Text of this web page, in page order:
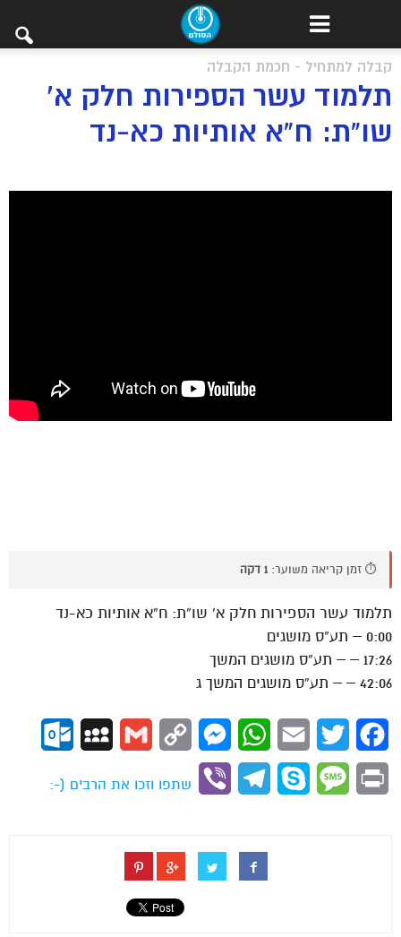
קבלה למתחיל - חכמת הקבלה
תלמוד עשר הספירות חלק א’
שו”ת: ח”א אותיות כא-נד
⏱️ זמן קריאה משוער: 1 דקה
תלמוד עשר הספירות חלק א’ שו”ת: ח”א אותיות כא-נד
0:00 – תע”ס מושגים
17:26 – – תע”ס מושגים המשך
42:06 – – תע”ס מושגים המשך ג
Facebook
Twitter
Email
WhatsApp
Messenger
Copy
Gmail
MySpace
Print
Message
Skype
Telegram
Viber
שתפו וזכו את הרבים (-: